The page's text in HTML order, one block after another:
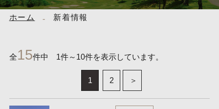
ホーム 新着情報
全15件中 1件～10件を表示しています。
1 2